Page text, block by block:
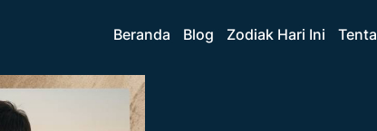
Beranda Blog Zodiak Hari Ini